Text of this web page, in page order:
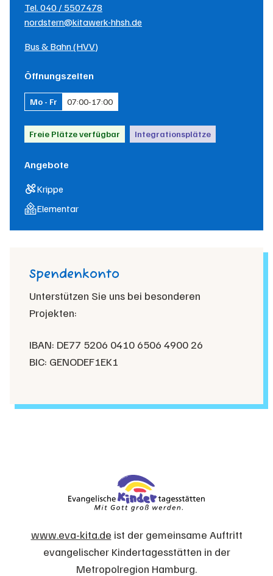
Tel. 040 / 5507478
nordstern@kitawerk-hhsh.de
Bus & Bahn (HVV)
Öffnungszeiten
Mo - Fr 07:00-17:00
Freie Plätze verfügbar Integrationsplätze
Angebote
Krippe
Elementar
Spendenkonto
Unterstützen Sie uns bei besonderen
Projekten:
IBAN: DE77 5206 0410 6506 4900 26
BIC: GENODEF1EK1
www.eva-kita.de ist der gemeinsame Auftritt
evangelischer Kindertagesstätten in der
Metropolregion Hamburg.